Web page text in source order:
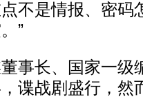
不是情报、密码
”
长、国家一级
谍战剧盛行，然